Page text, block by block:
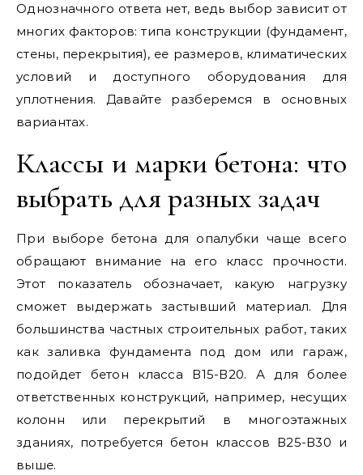
Однозначного ответа нет, ведь выбор зависит от
многих факторов: типа конструкции (фундамент,
стены, перекрытия), ее размеров, климатических
условий и доступного оборудования для
уплотнения. Давайте разберемся в основных
вариантах.
Классы и марки бетона: что
выбрать для разных задач
При выборе бетона для опалубки чаще всего
обращают внимание на его класс прочности.
Этот показатель обозначает, какую нагрузку
сможет выдержать застывший материал. Для
большинства частных строительных работ, таких
как заливка фундамента под дом или гараж,
подойдет бетон класса В15-В20. А для более
ответственных конструкций, например, несущих
колонн или перекрытий в многоэтажных
зданиях, потребуется бетон классов В25-В30 и
выше.